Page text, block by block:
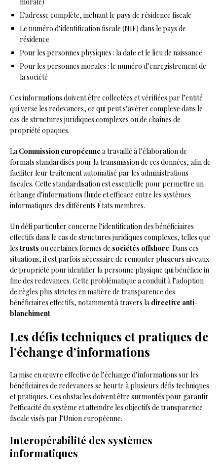
L’adresse complète, incluant le pays de résidence fiscale
Le numéro d’identification fiscale (NIF) dans le pays de
résidence
Pour les personnes physiques : la date et le lieu de naissance
Pour les personnes morales : le numéro d’enregistrement de
la société
Ces informations doivent être collectées et vérifiées par l’entité
qui verse les redevances, ce qui peut s’avérer complexe dans le
cas de structures juridiques complexes ou de chaînes de
propriété opaques.
La Commission européenne a travaillé à l’élaboration de
formats standardisés pour la transmission de ces données, afin de
faciliter leur traitement automatisé par les administrations
fiscales. Cette standardisation est essentielle pour permettre un
échange d’informations fluide et efficace entre les systèmes
informatiques des différents États membres.
Un défi particulier concerne l’identification des bénéficiaires
effectifs dans le cas de structures juridiques complexes, telles que
les trusts ou certaines formes de sociétés offshore. Dans ces
situations, il est parfois nécessaire de remonter plusieurs niveaux
de propriété pour identifier la personne physique qui bénéficie in
fine des redevances. Cette problématique a conduit à l’adoption
de règles plus strictes en matière de transparence des
bénéficiaires effectifs, notamment à travers la directive anti-
blanchiment.
Les défis techniques et pratiques de
l’échange d’informations
La mise en œuvre effective de l’échange d’informations sur les
bénéficiaires de redevances se heurte à plusieurs défis techniques
et pratiques. Ces obstacles doivent être surmontés pour garantir
l’efficacité du système et atteindre les objectifs de transparence
fiscale visés par l’Union européenne.
Interopérabilité des systèmes
informatiques